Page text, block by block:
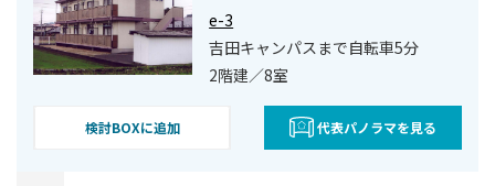
e-3
吉田キャンパスまで自転車5分
2階建／8室
検討BOXに追加 代表パノラマを見る